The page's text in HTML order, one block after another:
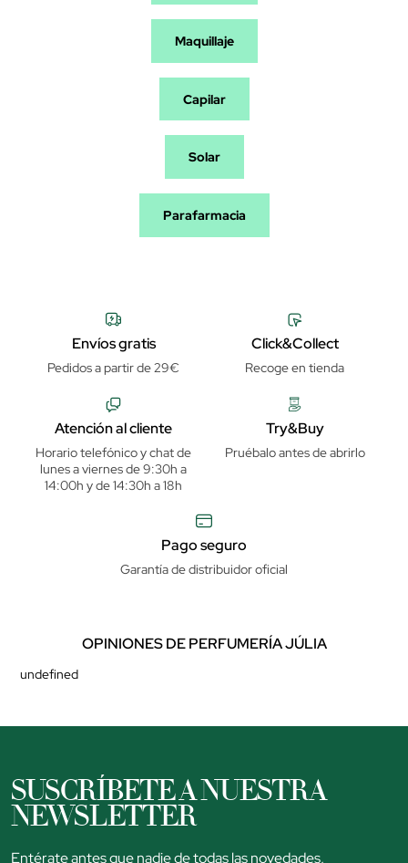
Maquillaje
Capilar
Solar
Parafarmacia
Envíos gratis
Pedidos a partir de 29€
Click&Collect
Recoge en tienda
Atención al cliente
Horario telefónico y chat de
lunes a viernes de 9:30h a
14:00h y de 14:30h a 18h
Try&Buy
Pruébalo antes de abrirlo
Pago seguro
Garantía de distribuidor oficial
OPINIONES DE PERFUMERÍA JÚLIA
undefined
SUSCRÍBETE A NUESTRA
NEWSLETTER
Entérate antes que nadie de todas las novedades,